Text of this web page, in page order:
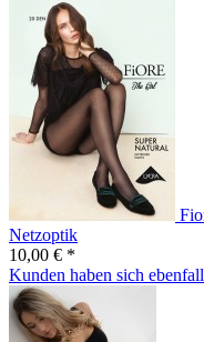
Netzoptik
10,00 € *
Kunden haben sich